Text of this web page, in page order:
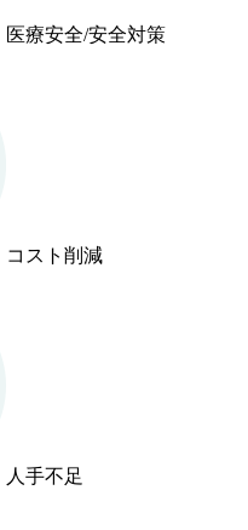
医療安全/安全対策
コスト削減
人手不足